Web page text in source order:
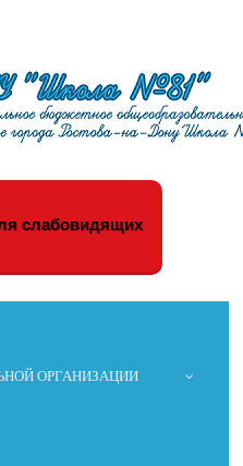
слабовидящих
ОРГАНИЗАЦИИ